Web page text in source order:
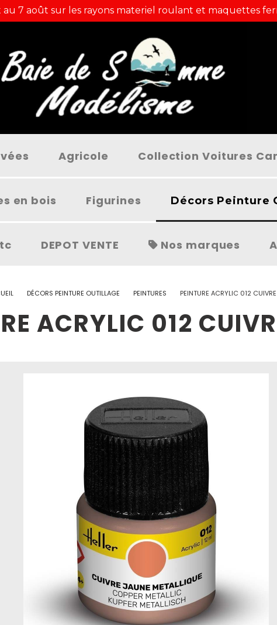
au 7 août sur les rayons materiel roulant et maquettes
Agricole Collection Voitures
en bois Figurines Décors Peinture
DEPOT VENTE Nos marques
DÉCORS PEINTURE OUTILLAGE PEINTURES PEINTURE ACRYLIC 012
ACRYLIC 012